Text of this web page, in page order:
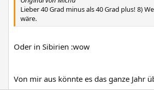
Lieber 40 Grad minus als 40 Grad plus! 8)
wäre.
Oder in Sibirien :wow
Von mir aus könnte es das ganze Jahr